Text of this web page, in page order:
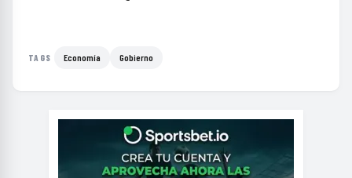
TAGS Economía Gobierno